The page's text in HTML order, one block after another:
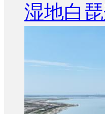
湿地白